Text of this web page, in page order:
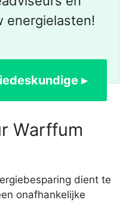
energielasten!
▸
Warffum
dient te
onafhankelijke